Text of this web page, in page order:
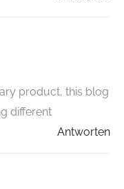
product, this blog
different
Antworten